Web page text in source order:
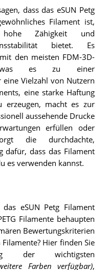
dass das eSUN Petg
Filament ist,
Zähigkeit und
bietet. Es
den meisten FDM-3D-
was es zu einer
Vielzahl von Nutzern
eine starke Haftung
erzeugen, macht es zur
aussehende Drucke
erfüllen oder
die durchdachte,
dafür, dass das Filament
es verwenden kannst.
eSUN Petg Filament
Filamente behaupten
Bewertungskriterien
Hier finden Sie
der wichtigsten
Farben verfügbar),